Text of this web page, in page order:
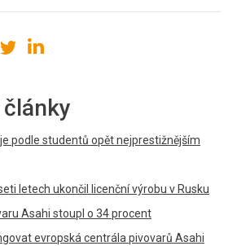
podle studentů opět nejprestižnějším
letech ukončil licenční výrobu v Rusku
Asahi stoupl o 34 procent
evropská centrála pivovarů Asahi